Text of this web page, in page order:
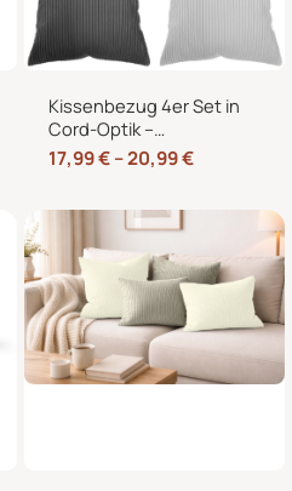
Kissenbezug 4er Set in
Cord-Optik –
Zierkissenbezüge ohne
Reißverschluss mit
45×45 und 50×50 cm
17,99€–20,99€